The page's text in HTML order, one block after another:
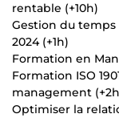
rentable (+10h)
Gestion du
2024 (+1h)
Formation en
Formation ISO
management
Optimiser la